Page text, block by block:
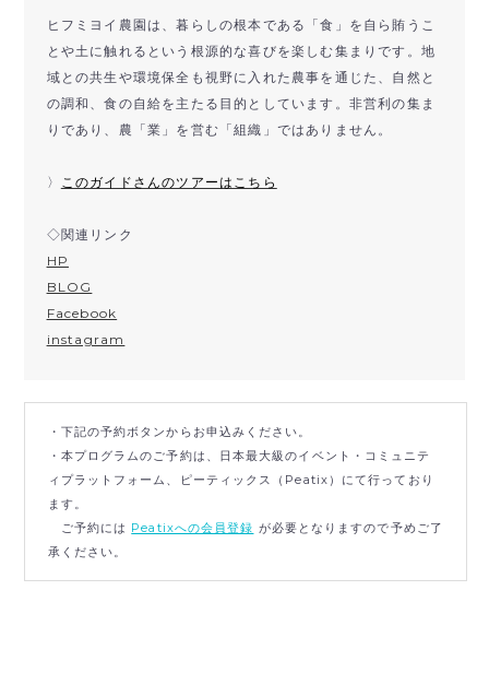
ヒフミヨイ農園は、暮らしの根本である「食」を自ら賄うこ
とや土に触れるという根源的な喜びを楽しむ集まりです。地
域との共生や環境保全も視野に入れた農事を通じた、自然と
の調和、食の自給を主たる目的としています。非営利の集ま
りであり、農「業」を営む「組織」ではありません。
〉 このガイドさんのツアーはこちら
◇関連リンク
HP
BLOG
Facebook
instagram
・下記の予約ボタンからお申込みください。
・本プログラムのご予約は、日本最大級のイベント・コミュニテ
ィプラットフォーム、ピーティックス（Peatix）にて行っており
ます。
ご予約には Peatixへの会員登録 が必要となりますので予めご了
承ください。